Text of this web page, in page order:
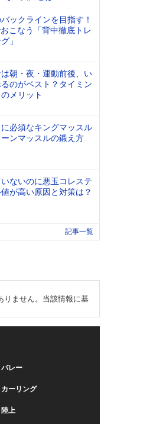
ックラインを目指す！
こなう「背中徹底トレ
」
朝・夜・運動前後、い
のがベスト？タイミン
メリット
に必須なキングマッスル
ーンマッスルの鍛え方
ないのに悪玉コレステ
が高い原因と対策は？
記事一覧
りません。当該情報に基
バレー
カーリング
陸上